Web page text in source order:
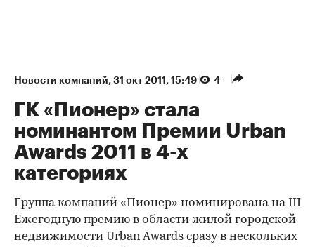
Новости компаний⁠, 31 окт 2011, 15:49 4
ГК «Пионер» стала
номинантом Премии Urban
Awards 2011 в 4-х
категориях
Группа компаний «Пионер» номинирована на III
Ежегодную премию в области жилой городской
недвижимости Urban Awards сразу в нескольких